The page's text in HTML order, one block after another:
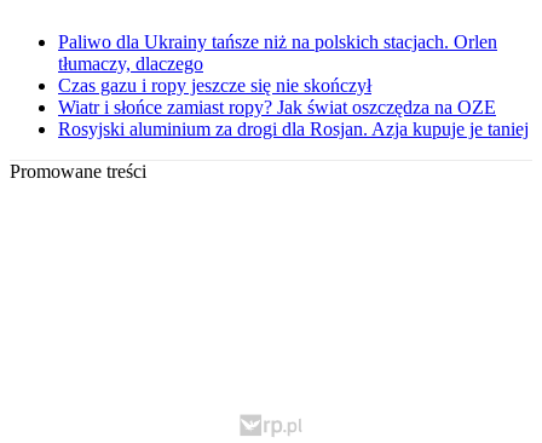
Paliwo dla Ukrainy tańsze niż na polskich stacjach. Orlen
tłumaczy, dlaczego
Czas gazu i ropy jeszcze się nie skończył
Wiatr i słońce zamiast ropy? Jak świat oszczędza na OZE
Rosyjski aluminium za drogi dla Rosjan. Azja kupuje je taniej
Promowane treści